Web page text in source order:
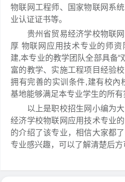
物联网工程师、国家物联网系
业认证证书等。
贵州省贸易经济学校物联网
厚 物联网应用技术专业的师资
建,本专业的教学团队全部具备“
富的教学、实施工程项目经验
拥有完善的实训条件,建有校內
基地能够满足本专业学生的所有
以上是职校招生网小编为大
经济学校物联网应用技术专业
的介绍了该专业，相信大家都
专业感兴趣，可以了解清楚后方